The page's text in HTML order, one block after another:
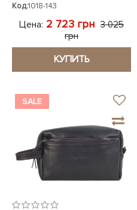
Код:1018-143
Цена: 2 723 грн 3 025
грн
КУПИТЬ
SALE